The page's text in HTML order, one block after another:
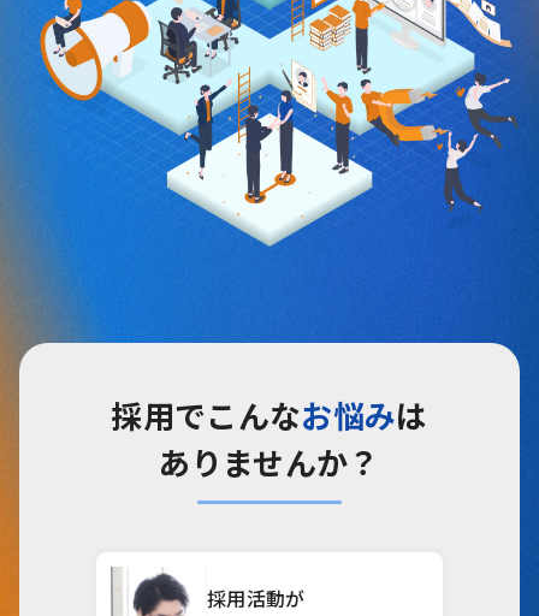
採用でこんなお悩みは
ありませんか？
採用活動が